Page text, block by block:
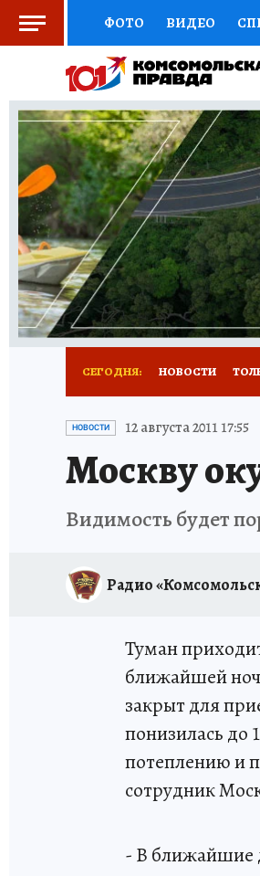
ФОТО ВИДЕО
СОЦПОДДЕРЖКА
ВЫБОР ЭКСПЕРТОВ
КНИЖНАЯ ПОЛКА
ПРЕСС-ЦЕНТР
РАДИО КП РЕКЛАМА
СЕГОДНЯ: НОВОСТИ
ИСПЫТАНО НА
НОВОСТИ 12 августа 2011 17:55
Москву
Видимость будет
Радио
Туман
ближайшей
закрыт для
понизилась до
потеплению и
сотрудник
- В ближайшие